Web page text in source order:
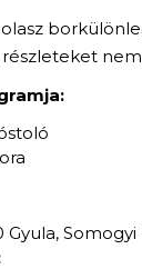
Gyula, Somogyi